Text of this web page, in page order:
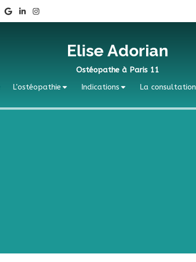
Elise Adorian
Ostéopathe à Paris 11
L'ostéopathie Indications La consultation